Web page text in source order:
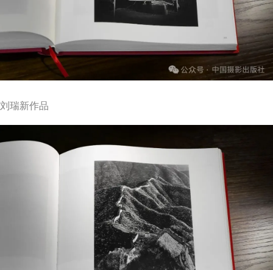
刘瑞新作品